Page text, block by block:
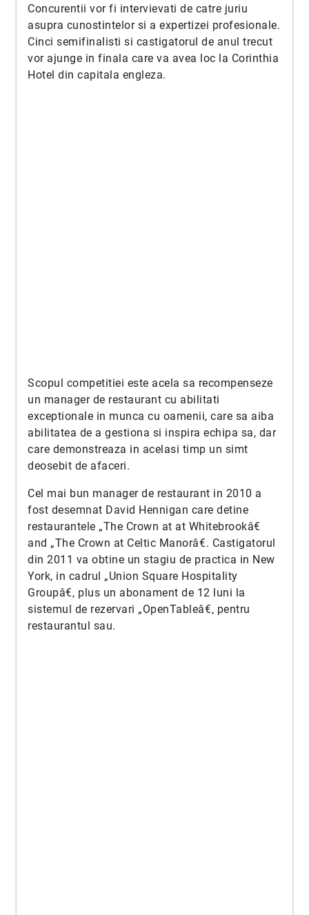
Concurentii vor fi intervievati de catre juriu
asupra cunostintelor si a expertizei profesionale.
Cinci semifinalisti si castigatorul de anul trecut
vor ajunge in finala care va avea loc la Corinthia
Hotel din capitala engleza.
Scopul competitiei este acela sa recompenseze
un manager de restaurant cu abilitati
exceptionale in munca cu oamenii, care sa aiba
abilitatea de a gestiona si inspira echipa sa, dar
care demonstreaza in acelasi timp un simt
deosebit de afaceri.
Cel mai bun manager de restaurant in 2010 a
fost desemnat David Hennigan care detine
restaurantele „The Crown at at Whitebrookâ€
and „The Crown at Celtic Manorâ€. Castigatorul
din 2011 va obtine un stagiu de practica in New
York, in cadrul „Union Square Hospitality
Groupâ€, plus un abonament de 12 luni la
sistemul de rezervari „OpenTableâ€, pentru
restaurantul sau.